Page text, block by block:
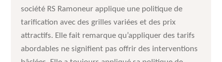
société RS Ramoneur applique une politique de
tarification avec des grilles variées et des prix
attractifs. Elle fait remarque qu’appliquer des tarifs
abordables ne signifient pas offrir des interventions